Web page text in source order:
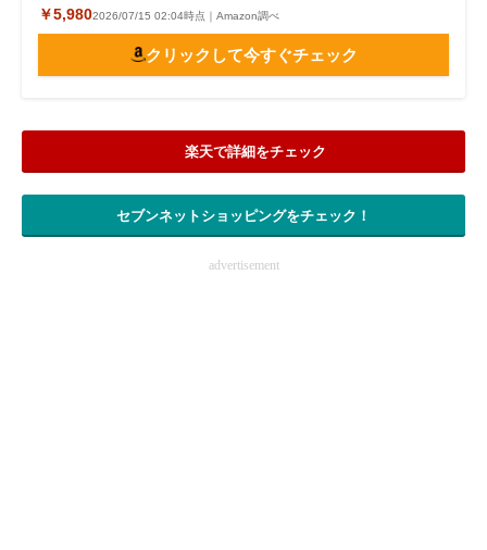
￥5,9802026/07/15 02:04時点｜Amazon調べ
クリックして今すぐチェック
楽天で詳細をチェック
セブンネットショッピングをチェック！
advertisement